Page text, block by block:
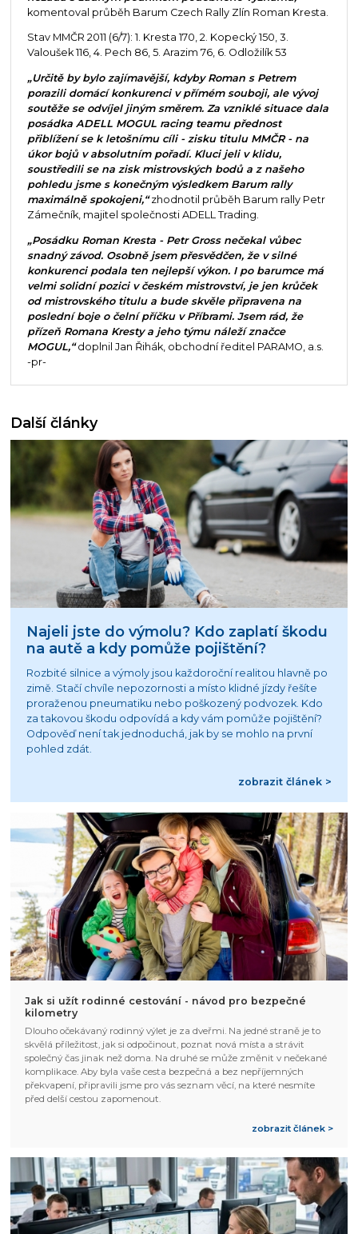
komentoval průběh Barum Czech Rally Zlín Roman Kresta.
Stav MMČR 2011 (6/7): 1. Kresta 170, 2. Kopecký 150, 3.
Valoušek 116, 4. Pech 86, 5. Arazim 76, 6. Odložilík 53
„Určitě by bylo zajímavější, kdyby Roman s Petrem
porazili domácí konkurenci v přímém souboji, ale vývoj
soutěže se odvíjel jiným směrem. Za vzniklé situace dala
posádka ADELL MOGUL racing teamu přednost
přiblížení se k letošnímu cíli - zisku titulu MMČR - na
úkor bojů v absolutním pořadí. Kluci jeli v klidu,
soustředili se na zisk mistrovských bodů a z našeho
pohledu jsme s konečným výsledkem Barum rally
maximálně spokojeni,“zhodnotil průběh Barum rally Petr
Zámečník, majitel společnosti ADELL Trading.
„Posádku Roman Kresta - Petr Gross nečekal vůbec
snadný závod. Osobně jsem přesvědčen, že v silné
konkurenci podala ten nejlepší výkon. I po barumce má
velmi solidní pozici v českém mistrovství, je jen krůček
od mistrovského titulu a bude skvěle připravena na
poslední boje o čelní příčku v Příbrami. Jsem rád, že
přízeň Romana Kresty a jeho týmu náleží značce
MOGUL,“doplnil Jan Řihák, obchodní ředitel PARAMO, a.s.
-pr-
Další články
Najeli jste do výmolu? Kdo zaplatí škodu
na autě a kdy pomůže pojištění?
Rozbité silnice a výmoly jsou každoroční realitou hlavně po
zimě. Stačí chvíle nepozornosti a místo klidné jízdy řešíte
proraženou pneumatiku nebo poškozený podvozek. Kdo
za takovou škodu odpovídá a kdy vám pomůže pojištění?
Odpověď není tak jednoduchá, jak by se mohlo na první
pohled zdát.
zobrazit článek >
Jak si užít rodinné cestování - návod pro bezpečné
kilometry
Dlouho očekávaný rodinný výlet je za dveřmi. Na jedné straně je to
skvělá příležitost, jak si odpočinout, poznat nová místa a strávit
společný čas jinak než doma. Na druhé se může změnit v nečekané
komplikace. Aby byla vaše cesta bezpečná a bez nepříjemných
překvapení, připravili jsme pro vás seznam věcí, na které nesmíte
před delší cestou zapomenout.
zobrazit článek >